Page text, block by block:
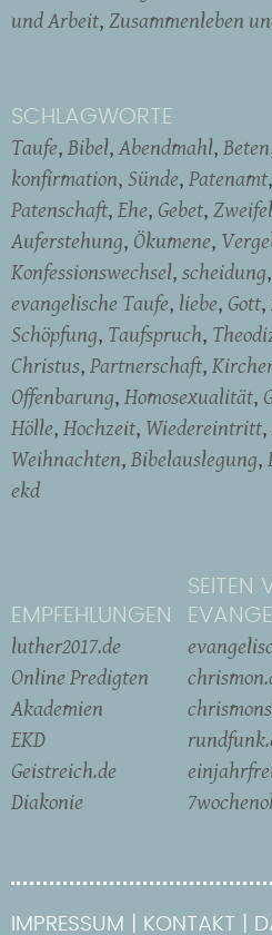
und Arbeit Zusammenleben
SCHLAGWORTE
Taufe Bibel Abendmahl Beten
konfirmation Sünde Patenamt
Patenschaft Ehe Gebet Zweifel
Auferstehung Ökumene
Konfessionswechsel scheidung
evangelische Taufe liebe Gott
Schöpfung Taufspruch
Christus Partnerschaft
Offenbarung Homosexualität
Hölle Hochzeit Wiedereintritt
Weihnachten Bibelauslegung
ekd
EMPFEHLUNGEN
luther2017.de
Online Predigten
Akademien
EKD
Geistreich.de
Diakonie
SEITEN
IMPRESSUM KONTAKT